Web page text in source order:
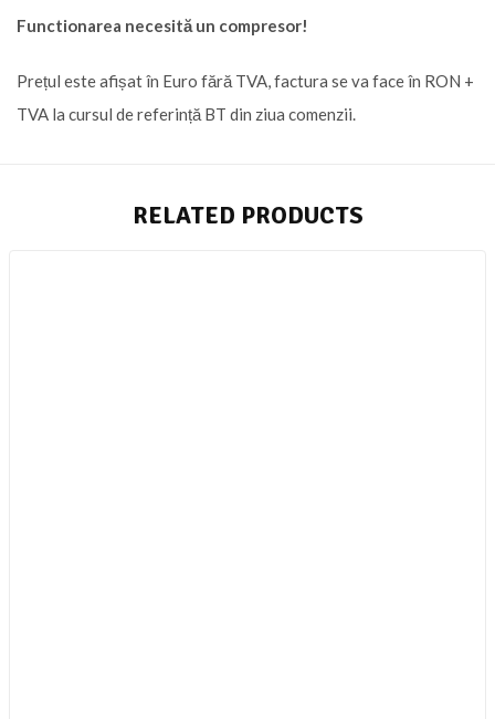
Functionarea necesită un compresor!
Prețul este afișat în Euro fără TVA, factura se va face în RON +
TVA la cursul de referință BT din ziua comenzii.
RELATED PRODUCTS